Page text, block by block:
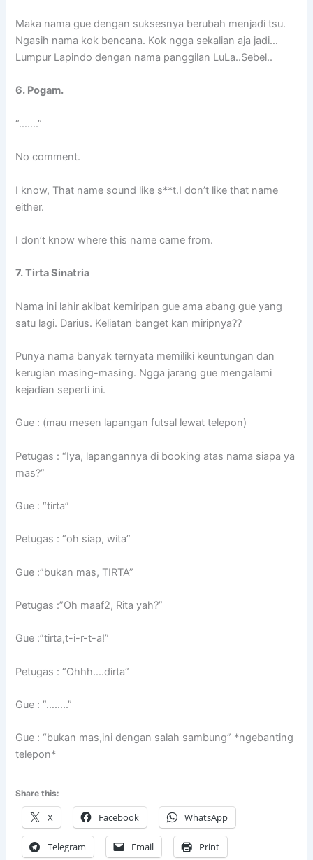
Maka nama gue dengan suksesnya berubah menjadi tsu.
Ngasih nama kok bencana. Kok ngga sekalian aja jadi…
Lumpur Lapindo dengan nama panggilan LuLa..Sebel..
6. Pogam.
“…….”
No comment.
I know, That name sound like s**t.I don’t like that name
either.
I don’t know where this name came from.
7. Tirta Sinatria
Nama ini lahir akibat kemiripan gue ama abang gue yang
satu lagi. Darius. Keliatan banget kan miripnya??
Punya nama banyak ternyata memiliki keuntungan dan
kerugian masing-masing. Ngga jarang gue mengalami
kejadian seperti ini.
Gue : (mau mesen lapangan futsal lewat telepon)
Petugas : “Iya, lapangannya di booking atas nama siapa ya
mas?”
Gue : “tirta”
Petugas : “oh siap, wita”
Gue :”bukan mas, TIRTA”
Petugas :”Oh maaf2, Rita yah?”
Gue :”tirta,t-i-r-t-a!”
Petugas : “Ohhh….dirta”
Gue : ”……..”
Gue : “bukan mas,ini dengan salah sambung” *ngebanting
telepon*
Share this:
X Facebook WhatsApp
Telegram Email Print